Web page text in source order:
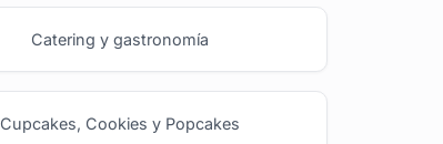
Catering y gastronomía
Cupcakes, Cookies y Popcakes